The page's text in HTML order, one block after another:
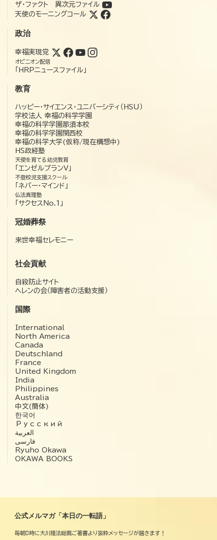
ザ・ファクト 異次元ファイル
天使のモーニングコール
政治
幸福実現党
オピニオン配信
「HRPニュースファイル」
教育
ハッピー・サイエンス・ユニバーシティ（HSU）
学校法人 幸福の科学学園
幸福の科学学園那須本校
幸福の科学学園関西校
幸福の科学大学(仮称/現在構想中)
HS政経塾
天使を育てる幼児教育
「エンゼルプランV」
不登校児支援スクール
「ネバー・マインド」
仏法真理塾
「サクセスNo.1」
冠婚葬祭
来世幸福セレモニー
社会貢献
自殺防止サイト
ヘレンの会（障害者の活動支援）
国際
International
North America
Canada
Deutschland
France
United Kingdom
India
Philippines
Australia
中文(簡体)
한국어
Русский
العربية‏
فارسی
Ryuho Okawa
OKAWA BOOKS
公式メルマガ「本日の一転語」
毎朝8時に大川隆法総裁ご著書より抜粋メッセージが届きます！